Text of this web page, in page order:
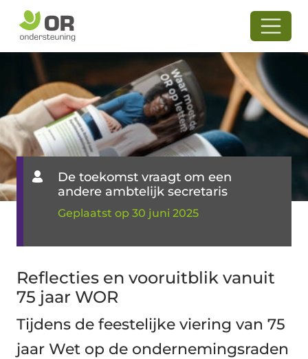
De toekomst vraagt om een
andere ambtelijk secretaris
Geplaatst op 30 juni 2025
Reflecties en vooruitblik vanuit
75 jaar WOR
Tijdens de feestelijke viering van 75
jaar Wet op de ondernemingsraden